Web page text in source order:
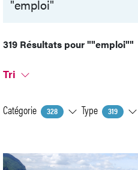
319 Résultats pour""emploi""
Tri
Catégorie 328 Type 319